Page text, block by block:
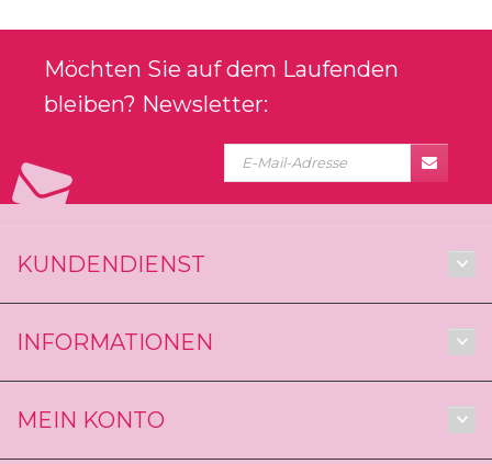
Möchten Sie auf dem Laufenden
bleiben? Newsletter:
KUNDENDIENST
INFORMATIONEN
MEIN KONTO